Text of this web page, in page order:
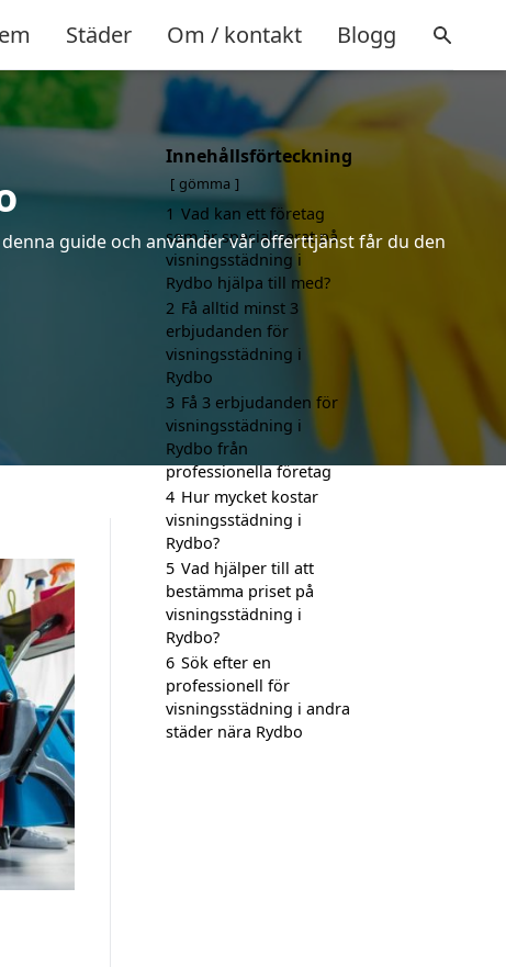
Städer Om / kontakt Blogg
guide och använder vår offerttjänst får du den
Innehållsförteckning
gömma
1 Vad kan ett företag
som är specialiserat på
visningsstädning i
Rydbo hjälpa till med?
2 Få alltid minst 3
erbjudanden för
visningsstädning i
Rydbo
3 Få 3 erbjudanden för
visningsstädning i
Rydbo från
professionella företag
4 Hur mycket kostar
visningsstädning i
Rydbo?
5 Vad hjälper till att
bestämma priset på
visningsstädning i
Rydbo?
6 Sök efter en
professionell för
visningsstädning i andra
städer nära Rydbo